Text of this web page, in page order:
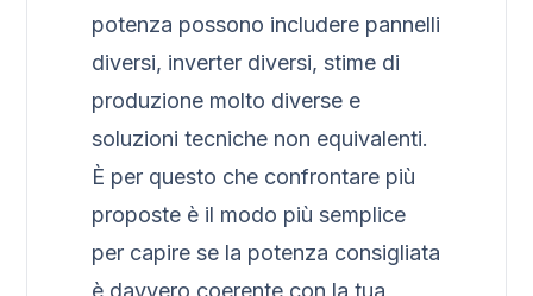
potenza possono includere pannelli
diversi, inverter diversi, stime di
produzione molto diverse e
soluzioni tecniche non equivalenti.
È per questo che confrontare più
proposte è il modo più semplice
per capire se la potenza consigliata
è davvero coerente con la tua